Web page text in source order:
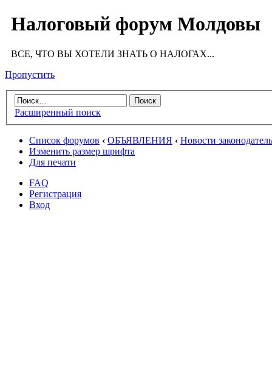
Налоговый форум Молдовы
ВСЕ, ЧТО ВЫ ХОТЕЛИ ЗНАТЬ О НАЛОГАХ...
Пропустить
Расширенный поиск
Список форумов ‹ ОБЪЯВЛЕНИЯ ‹ Новости
Изменить размер шрифта
Для печати
FAQ
Регистрация
Вход